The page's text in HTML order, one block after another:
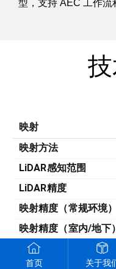
型，支持 AEC 工作流
映射
映射方法
LiDAR感知范围
LiDAR精度
映射精度（常规环境）
映射精度（室内/地下）
变化检测能力
首页 关于我